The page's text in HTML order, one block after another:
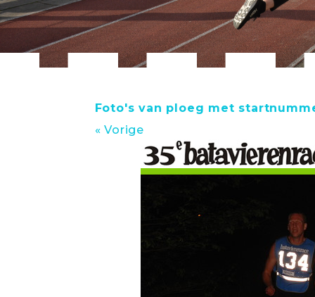
Foto's van ploeg met
« Vorige